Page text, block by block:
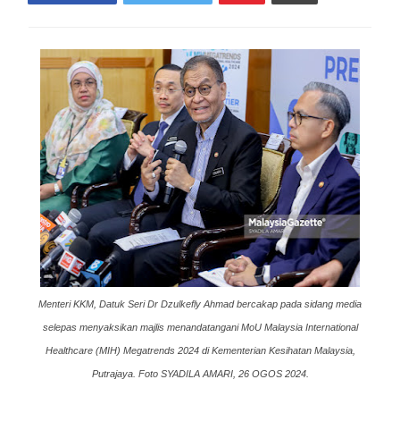
Menteri KKM, Datuk Seri Dr Dzulkefly Ahmad bercakap pada sidang media
selepas menyaksikan majlis menandatangani MoU Malaysia International
Healthcare (MIH) Megatrends 2024 di Kementerian Kesihatan Malaysia,
Putrajaya. Foto SYADILA AMARI, 26 OGOS 2024.